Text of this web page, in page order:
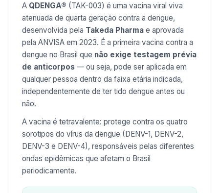
A QDENGA® (TAK-003) é uma vacina viral viva
atenuada de quarta geração contra a dengue,
desenvolvida pela Takeda Pharma e aprovada
pela ANVISA em 2023. É a primeira vacina contra a
dengue no Brasil que não exige testagem prévia
de anticorpos — ou seja, pode ser aplicada em
qualquer pessoa dentro da faixa etária indicada,
independentemente de ter tido dengue antes ou
não.
A vacina é tetravalente: protege contra os quatro
sorotipos do vírus da dengue (DENV-1, DENV-2,
DENV-3 e DENV-4), responsáveis pelas diferentes
ondas epidêmicas que afetam o Brasil
periodicamente.